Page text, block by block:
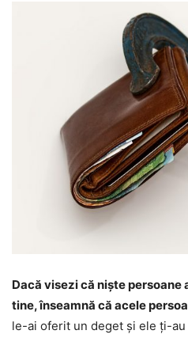
Dacă visezi că niște
tine, înseamnă că acele
le-ai oferit un deget și ele ți-au